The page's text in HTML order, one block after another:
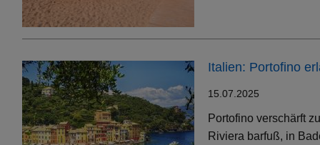
Italien: Portofino
15.07.2025
Portofino verschärft
Riviera barfuß, in